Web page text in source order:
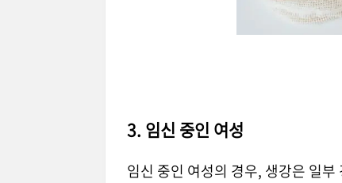
3. 임신 중인 여성
임신 중인 여성의 경우, 생강은 일